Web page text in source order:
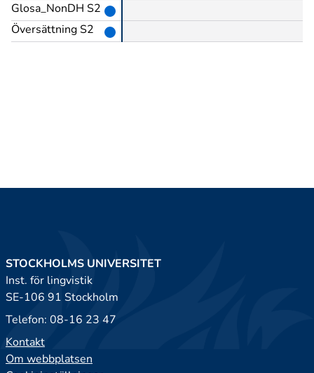
Glosa_NonDH S2
Översättning S2
STOCKHOLMS UNIVERSITET
Inst. för lingvistik
SE-106 91 Stockholm
Telefon: 08-16 23 47
Kontakt
Om webbplatsen